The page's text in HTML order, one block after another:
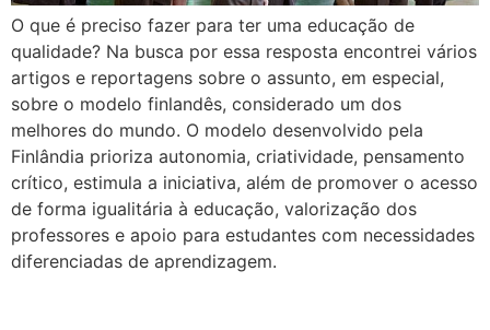
O que é preciso fazer para ter uma educação de
qualidade? Na busca por essa resposta encontrei vários
artigos e reportagens sobre o assunto, em especial,
sobre o modelo finlandês, considerado um dos
melhores do mundo. O modelo desenvolvido pela
Finlândia prioriza autonomia, criatividade, pensamento
crítico, estimula a iniciativa, além de promover o acesso
de forma igualitária à educação, valorização dos
professores e apoio para estudantes com necessidades
diferenciadas de aprendizagem.